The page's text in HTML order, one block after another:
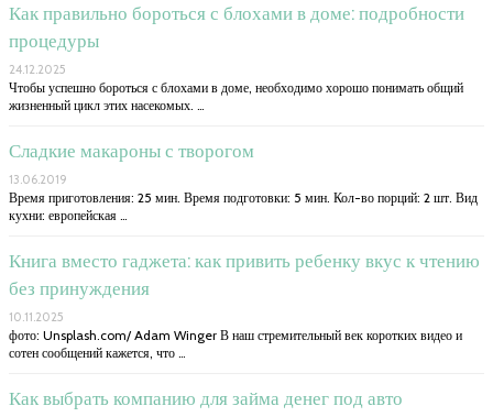
Как правильно бороться с блохами в доме: подробности
процедуры
24.12.2025
Чтобы успешно бороться с блохами в доме, необходимо хорошо понимать общий
жизненный цикл этих насекомых. …
Сладкие макароны с творогом
13.06.2019
Время приготовления: 25 мин. Время подготовки: 5 мин. Кол-во порций: 2 шт. Вид
кухни: европейская …
Книга вместо гаджета: как привить ребенку вкус к чтению
без принуждения
10.11.2025
фото: Unsplash.com/ Adam Winger В наш стремительный век коротких видео и
сотен сообщений кажется, что …
Как выбрать компанию для займа денег под авто